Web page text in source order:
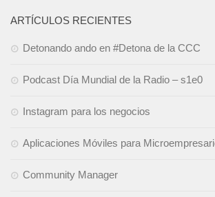
ARTÍCULOS RECIENTES
Detonando ando en #Detona de la CCC
Podcast Día Mundial de la Radio – s1e0
Instagram para los negocios
Aplicaciones Móviles para
Community Manager